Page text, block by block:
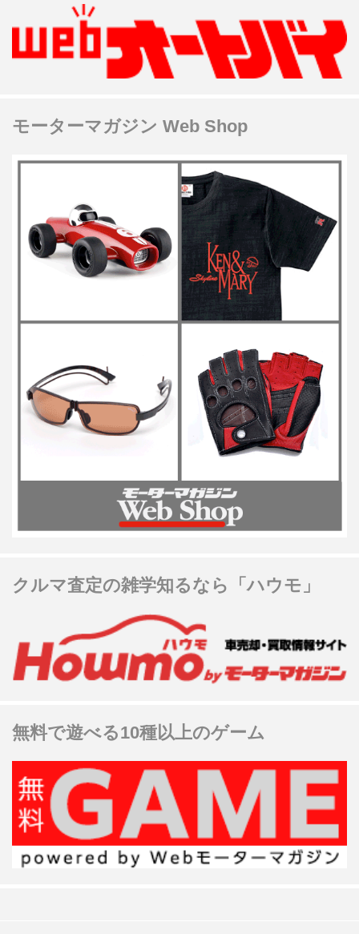
モーターマガジン Web Shop
クルマ査定の雑学知るなら「ハウモ」
無料で遊べる10種以上のゲーム